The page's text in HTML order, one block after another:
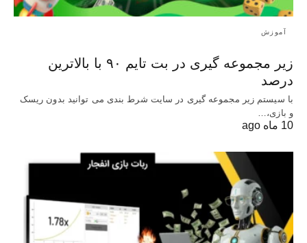
آموزش
زیر مجموعه گیری در بت تایم ۹۰ با بالاترین
درصد
با سیستم زیر مجموعه‌ گیری در سایت شرط بندی می‌ توانید بدون ریسک
و بازی،…
10 ماه ago